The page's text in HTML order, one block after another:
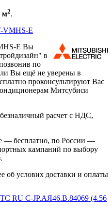
м2.
VMHS-E
E Вы
в
по
Вы ещё не уверены в
проконсультируют Вас
Митсубиси
расчет с НДС,
— бесплатно, по России —
кампаний по выбору
об услових доставки и оплаты
RU C-JP.АЯ46.B.84069 (4.56